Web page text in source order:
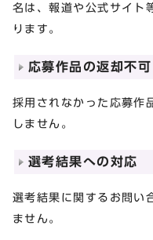
名は、報道や公式サイト
ります。
応募作品の返却不可
採用されなかった応募作
しません。
選考結果への対応
選考結果に関するお問い
ません。